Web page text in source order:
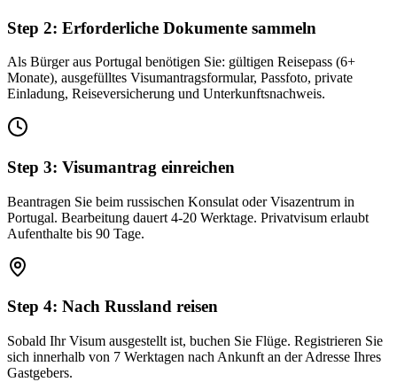
Step 2: Erforderliche Dokumente sammeln
Als Bürger aus Portugal benötigen Sie: gültigen Reisepass (6+
Monate), ausgefülltes Visumantragsformular, Passfoto, private
Einladung, Reiseversicherung und Unterkunftsnachweis.
Step 3: Visumantrag einreichen
Beantragen Sie beim russischen Konsulat oder Visazentrum in
Portugal. Bearbeitung dauert 4-20 Werktage. Privatvisum erlaubt
Aufenthalte bis 90 Tage.
Step 4: Nach Russland reisen
Sobald Ihr Visum ausgestellt ist, buchen Sie Flüge. Registrieren Sie
sich innerhalb von 7 Werktagen nach Ankunft an der Adresse Ihres
Gastgebers.